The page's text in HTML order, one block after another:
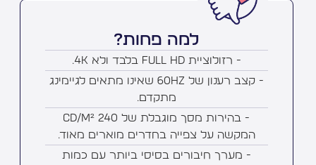
למה פחות?
- רזולוציית Full HD בלבד ולא 4K.
- קצב רענון של 60Hz שאינו מתאים לגיימינג
מתקדם.
- בהירות מסך מוגבלת של 240 cd/m²
המקשה על צפייה בחדרים מוארים מאוד.
- מערך חיבורים בסיסי ביותר עם כמות